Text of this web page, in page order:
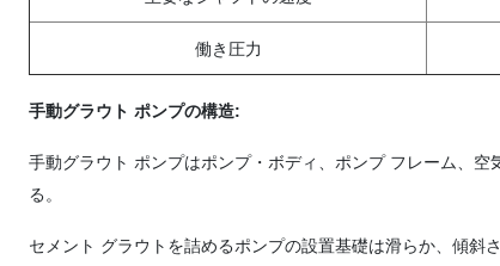
働き圧力
手動グラウト ポンプの構造:
手動グラウト ポンプはポンプ・ボディ、ポンプ フレーム、
る。
セメント グラウトを詰めるポンプの設置基礎は滑らか、傾斜